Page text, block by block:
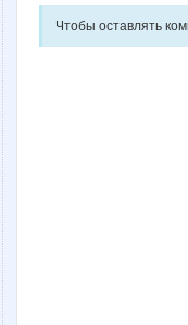
Чтобы оставлять